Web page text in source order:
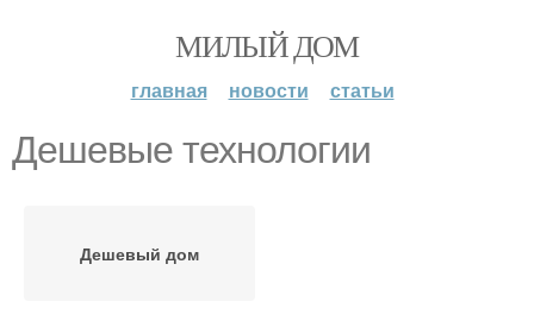
МИЛЫЙ ДОМ
главная новости статьи
Дешевые технологии
Дешевый дом